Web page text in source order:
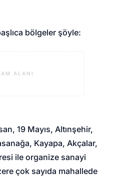
bölgeler şöyle:
ALANI
19 Mayıs, Altınşehir,
Kayapa, Akçalar,
ile organize sanayi
çok sayıda mahallede